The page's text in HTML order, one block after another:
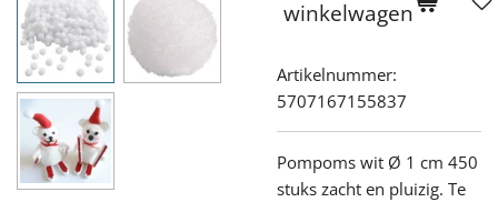
winkelwagen
Artikelnummer:
5707167155837
Pompoms wit Ø 1 cm 450
stuks zacht en pluizig. Te